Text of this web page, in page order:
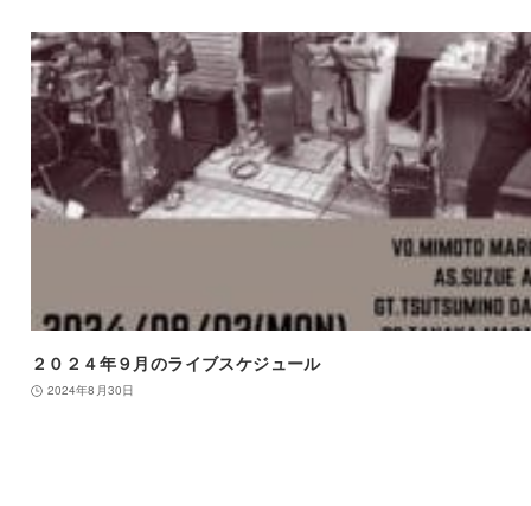
２０２４年９月のライブスケジュール
2024年8月30日